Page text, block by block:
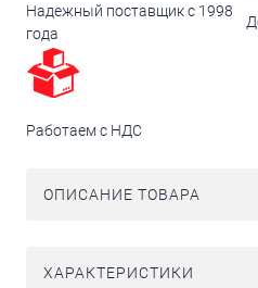
Надежный поставщик с 1998
года
Работаем с НДС
ОПИСАНИЕ ТОВАРА
ХАРАКТЕРИСТИКИ